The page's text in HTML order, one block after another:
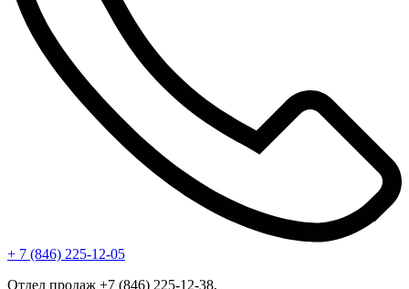
+ 7 (846) 225-12-05
Отдел продаж +7 (846) 225-12-38,